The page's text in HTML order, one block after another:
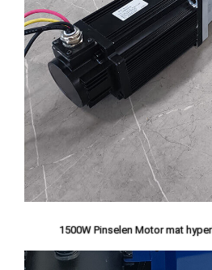
1500W Pinselen Motor mat